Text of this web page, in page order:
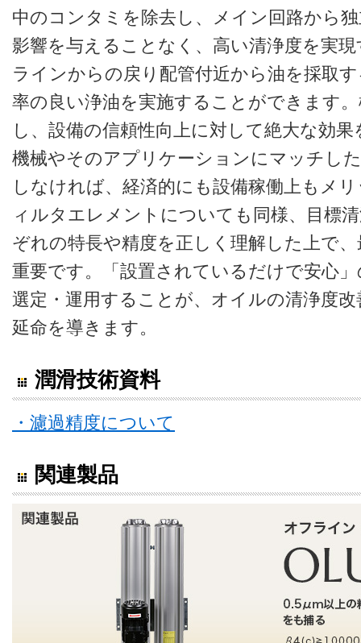
中のコンタミを除去し、メイン回路から
影響を与えることなく、高い清浄度を実
ラインからの戻り配管付近から油を採取
率の良い浄油を実施することができます
し、設備の信頼性向上に対して絶大な効
機械やそのアプリケーションにマッチし
しなければ、経済的にも設備稼働上もメ
ィルタエレメントについても同様、目標
ぞれの特長や精度を正しく理解した上で
重要です。「設置されているだけで安心
選定・運用することが、オイルの清浄度
延命を導きます。
潤滑技術資料
・濾過精度について
関連製品